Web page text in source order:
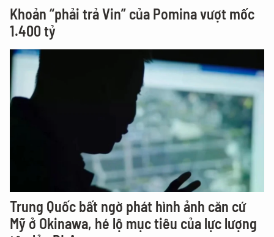
Khoản “phải trả Vin” của Pomina vượt mốc
1.400 tỷ
Trung Quốc bất ngờ phát hình ảnh căn cứ
Mỹ ở Okinawa, hé lộ mục tiêu của lực lượng